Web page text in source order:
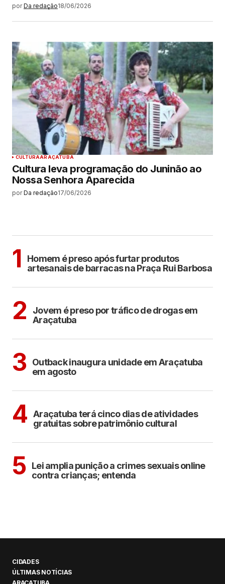
por Da redação18/06/2026
CULTURAARAÇATUBA
Cultura leva programação do Juninão ao
Nossa Senhora Aparecida
por Da redação17/06/2026
1
Homem é preso após furtar produtos
artesanais de barracas na Praça Rui Barbosa
2
Jovem é preso por tráfico de drogas em
Araçatuba
3 Outback inaugura unidade em Araçatuba
em agosto
4 Araçatuba terá cinco dias de atividades
gratuitas sobre patrimônio cultural
5 Lei amplia punição a crimes sexuais online
contra crianças; entenda
CIDADES
ÚLTIMAS NOTÍCIAS